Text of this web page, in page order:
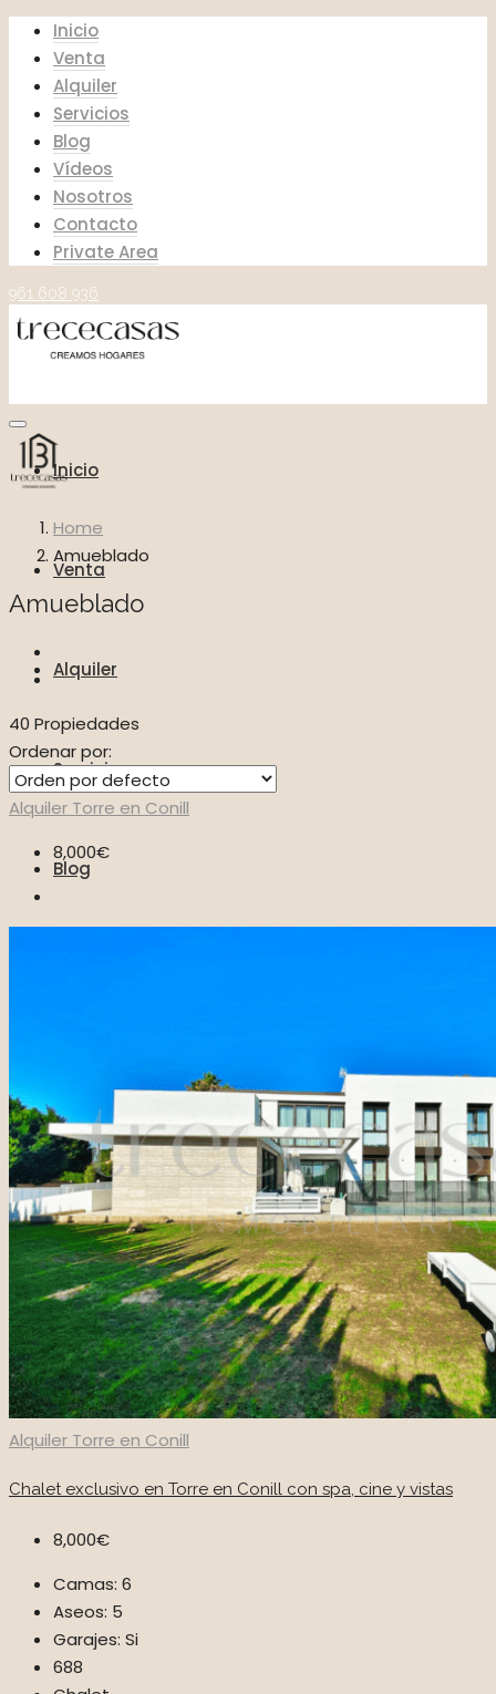
Inicio
Venta
Alquiler
Servicios
Blog
Vídeos
Nosotros
Contacto
Private Area
961 608 936
Inicio
Venta
Alquiler
Servicios
Blog
Contacto
Private Area
961 608 936
Home
Amueblado
Amueblado
40 Propiedades
Ordenar por:
Alquiler Torre en Conill
8,000€
Alquiler Torre en Conill
Chalet exclusivo en Torre en Conill con spa, cine y vistas
8,000€
Camas: 6
Aseos: 5
Garajes: Si
688